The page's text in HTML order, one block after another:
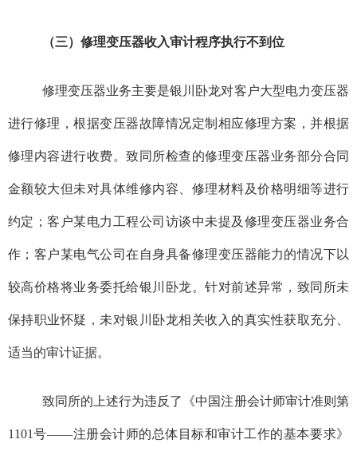
（三）修理变压器收入审计程序执行不到位
修理变压器业务主要是银川卧龙对客户大型电力变压器
进行修理，根据变压器故障情况定制相应修理方案，并根据
修理内容进行收费。致同所检查的修理变压器业务部分合同
金额较大但未对具体维修内容、修理材料及价格明细等进行
约定；客户某电力工程公司访谈中未提及修理变压器业务合
作；客户某电气公司在自身具备修理变压器能力的情况下以
较高价格将业务委托给银川卧龙。针对前述异常，致同所未
保持职业怀疑，未对银川卧龙相关收入的真实性获取充分、
适当的审计证据。
致同所的上述行为违反了《中国注册会计师审计准则第
1101号——注册会计师的总体目标和审计工作的基本要求》